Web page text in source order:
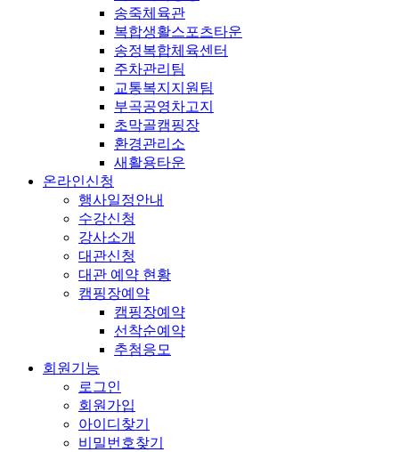
송죽체육관
복합생활스포츠타운
송정복합체육센터
주차관리팀
교통복지지원팀
부곡공영차고지
초막골캠핑장
환경관리소
새활용타운
온라인신청
행사일정안내
수강신청
강사소개
대관신청
대관 예약 현황
캠핑장예약
캠핑장예약
선착순예약
추첨응모
회원기능
로그인
회원가입
아이디찾기
비밀번호찾기